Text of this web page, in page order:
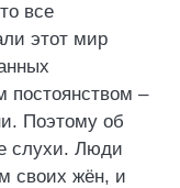
все
этот мир
постоянством –
Поэтому об
слухи. Люди
своих жён, и